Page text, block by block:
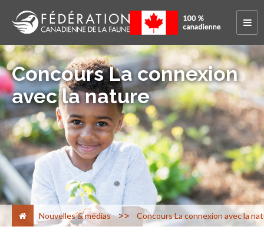
Concours La connexion
avec la nature
Nouvelles & médias > Concours La connexion avec la